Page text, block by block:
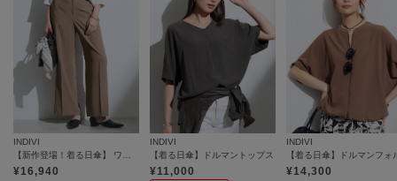
INDIVI
¥16,940
INDIVI
【着る日傘】ドルマントップス
¥11,000
INDIVI
¥14,300